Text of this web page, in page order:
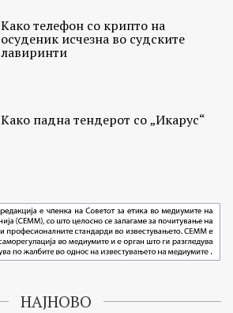
Како телефон со крипто на
осуденик исчезна во судските
лавиринти
Како падна тендерот со „Икарус“
НАЈНОВО